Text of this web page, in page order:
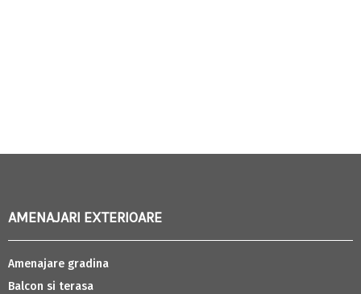
AMENAJARI EXTERIOARE
Amenajare gradina
Balcon si terasa